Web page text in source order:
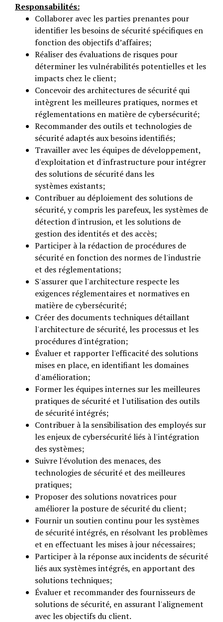
Responsabilités:
Collaborer avec les parties prenantes pour
identifier les besoins de sécurité spécifiques en
fonction des objectifs d’affaires;
Réaliser des évaluations de risques pour
déterminer les vulnérabilités potentielles et les
impacts chez le client;
Concevoir des architectures de sécurité qui
intègrent les meilleures pratiques, normes et
réglementations en matière de cybersécurité;
Recommander des outils et technologies de
sécurité adaptés aux besoins identifiés;
Travailler avec les équipes de développement,
d'exploitation et d'infrastructure pour intégrer
des solutions de sécurité dans les
systèmes existants;
Contribuer au déploiement des solutions de
sécurité, y compris les parefeux, les systèmes de
détection d'intrusion, et les solutions de
gestion des identités et des accès;
Participer à la rédaction de procédures de
sécurité en fonction des normes de l'industrie
et des réglementations;
S'assurer que l'architecture respecte les
exigences réglementaires et normatives en
matière de cybersécurité;
Créer des documents techniques détaillant
l'architecture de sécurité, les processus et les
procédures d'intégration;
Évaluer et rapporter l'efficacité des solutions
mises en place, en identifiant les domaines
d'amélioration;
Former les équipes internes sur les meilleures
pratiques de sécurité et l'utilisation des outils
de sécurité intégrés;
Contribuer à la sensibilisation des employés sur
les enjeux de cybersécurité liés à l'intégration
des systèmes;
Suivre l'évolution des menaces, des
technologies de sécurité et des meilleures
pratiques;
Proposer des solutions novatrices pour
améliorer la posture de sécurité du client;
Fournir un soutien continu pour les systèmes
de sécurité intégrés, en résolvant les problèmes
et en effectuant les mises à jour nécessaires;
Participer à la réponse aux incidents de sécurité
liés aux systèmes intégrés, en apportant des
solutions techniques;
Évaluer et recommander des fournisseurs de
solutions de sécurité, en assurant l'alignement
avec les objectifs du client.